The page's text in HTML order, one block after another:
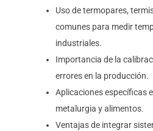
Uso de termopares,
comunes para medir
industriales.
Importancia de la
errores en la producción.
Aplicaciones específicas
metalurgia y alimentos.
Ventajas de integrar